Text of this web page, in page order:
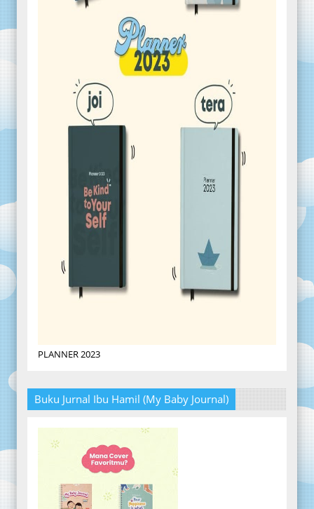
PLANNER 2023
Buku Jurnal Ibu Hamil (My Baby Journal)